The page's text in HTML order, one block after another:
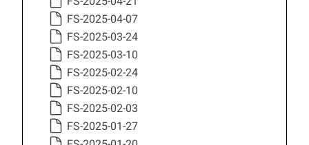
FS-2025-04-07
FS-2025-03-24
FS-2025-03-10
FS-2025-02-24
FS-2025-02-10
FS-2025-02-03
FS-2025-01-27